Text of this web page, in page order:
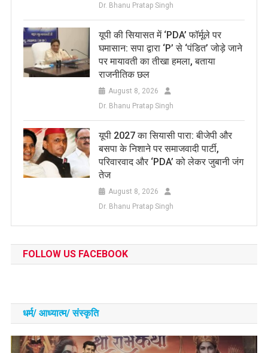
Dr. Bhanu Pratap Singh
यूपी की सियासत में ‘PDA’ फॉर्मूले पर
घमासान: सपा द्वारा ‘P’ से ‘पंडित’ जोड़े जाने
पर मायावती का तीखा हमला, बताया
राजनीतिक छल
August 8, 2026
Dr. Bhanu Pratap Singh
यूपी 2027 का सियासी पारा: बीजेपी और
बसपा के निशाने पर समाजवादी पार्टी,
परिवारवाद और ‘PDA’ को लेकर जुबानी जंग
तेज
August 8, 2026
Dr. Bhanu Pratap Singh
FOLLOW US FACEBOOK
धर्म/ आध्‍यात्‍म/ संस्‍कृति